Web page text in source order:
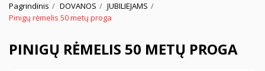
Pagrindinis DOVANOS
JUBILIEJAMS
Pinigų rėmelis 50 metų proga
PINIGŲ RĖMELIS 50 METŲ PROGA